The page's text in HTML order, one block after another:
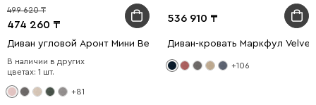
474 260
499 620
Диван угловой Аронт Мини Велюр Светло-розовый
В наличии в других
цветах: 1 шт.
+81
536 910
Диван-кровать Маркфул Velvet
+106